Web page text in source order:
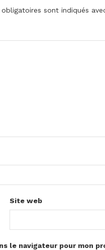
sont indiqués
Site web
le navigateur pour mon